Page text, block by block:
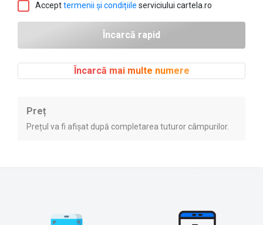
Accepttermenii și condițiile serviciului cartela.ro
Încarcă mai multe numere
Preț
Prețul va fi afișat după completarea tuturor câmpurilor.